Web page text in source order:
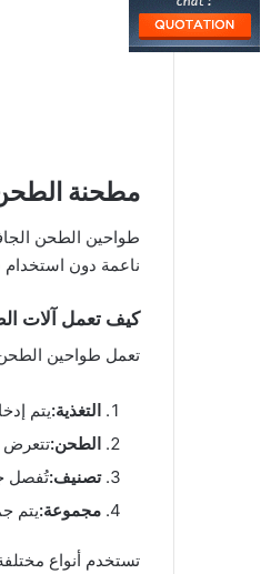
مطحنة الطحن
طواحين الطحن
ناعمة دون
كيف تعمل آلات
تعمل طواحين الطحن
التغذية:يتم
الطحن:تتعرض
تصنيف:تُفصل
مجموعة:يتم
تستخدم أنواع